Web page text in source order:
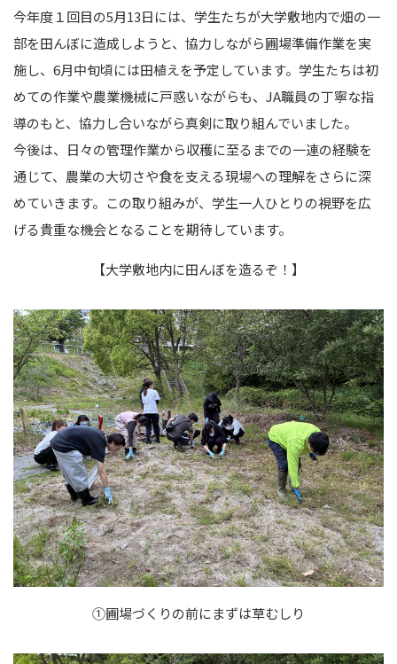
今年度１回目の5月13日には、学生たちが大学敷地内で畑の一
部を田んぼに造成しようと、協力しながら圃場準備作業を実
施し、6月中旬頃には田植えを予定しています。学生たちは初
めての作業や農業機械に戸惑いながらも、JA職員の丁寧な指
導のもと、協力し合いながら真剣に取り組んでいました。
今後は、日々の管理作業から収穫に至るまでの一連の経験を
通じて、農業の大切さや食を支える現場への理解をさらに深
めていきます。この取り組みが、学生一人ひとりの視野を広
げる貴重な機会となることを期待しています。
【大学敷地内に田んぼを造るぞ！】
①圃場づくりの前にまずは草むしり